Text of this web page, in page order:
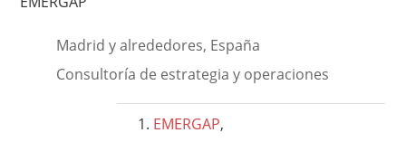
Madrid y alrededores, España
Consultoría de estrategia y operaciones
EMERGAP,